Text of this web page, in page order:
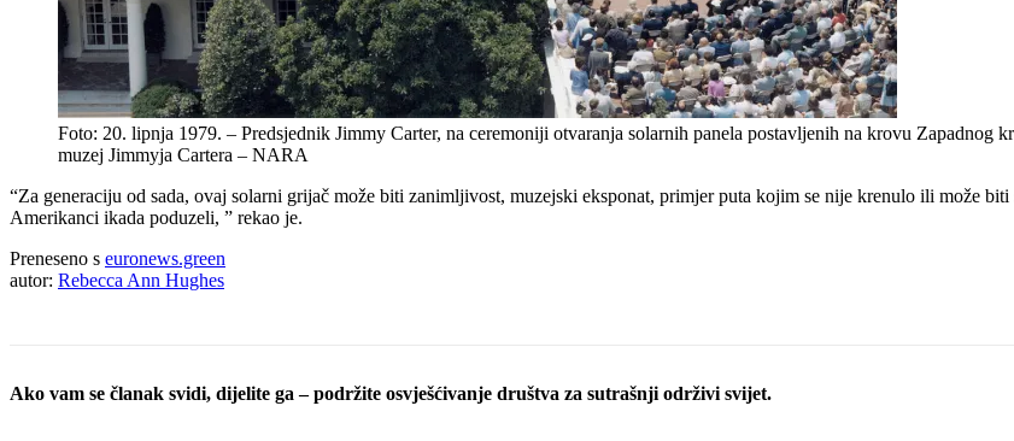
Foto: 20. lipnja 1979. – Predsjednik Jimmy Carter, na ceremoniji otvaranja solarnih panela postavljenih na krovu
muzej Jimmyja Cartera – NARA
“Za generaciju od sada, ovaj solarni grijač može biti zanimljivost, muzejski eksponat, primjer puta kojim se nije krenulo ili može
Amerikanci ikada poduzeli, ” rekao je.
Preneseno s euronews.green
autor: Rebecca Ann Hughes
Ako vam se članak svidi, dijelite ga – podržite osvješćivanje društva za sutrašnji održivi svijet.